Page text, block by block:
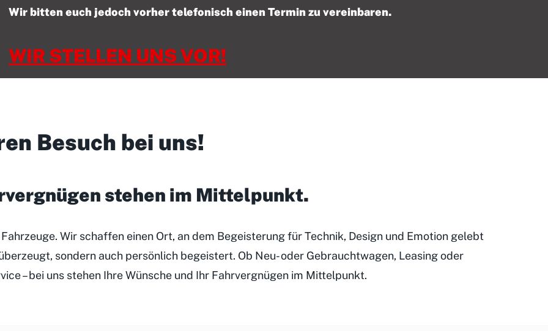
Wir bitten euch jedoch vorher telefonisch einen Termin zu vereinbaren.
WIR STELLEN UNS VOR!
Besuch bei uns!
stehen im Mittelpunkt.
Wir schaffen einen Ort, an dem Begeisterung für Technik, Design und Emotion gelebt
sondern auch persönlich begeistert. Ob Neu- oder Gebrauchtwagen, Leasing oder
– bei uns stehen Ihre Wünsche und Ihr Fahrvergnügen im Mittelpunkt.